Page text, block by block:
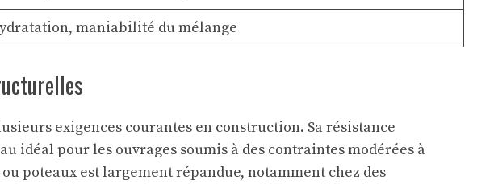
maniabilité du mélange
exigences courantes en construction. Sa résistance
idéal pour les ouvrages soumis à des contraintes modérées à
poteaux est largement répandue, notamment chez des